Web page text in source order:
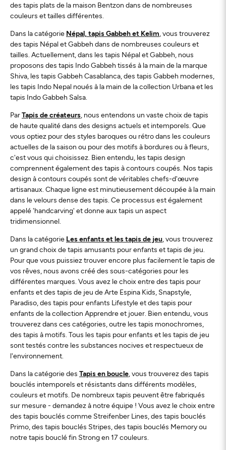
des tapis plats de la maison Bentzon dans de nombreuses
couleurs et tailles différentes.
Dans la catégorie Népal, tapis Gabbeh et Kelim , vous trouverez
des tapis Népal et Gabbeh dans de nombreuses couleurs et
tailles. Actuellement, dans les tapis Népal et Gabbeh, nous
proposons des tapis Indo Gabbeh tissés à la main de la marque
Shiva, les tapis Gabbeh Casablanca, des tapis Gabbeh modernes,
les tapis Indo Nepal noués à la main de la collection Urbana et les
tapis Indo Gabbeh Salsa.
ParTapis de créateurs , nous entendons un vaste choix de tapis
de haute qualité dans des designs actuels et intemporels. Que
vous optiez pour des styles baroques ou rétro dans les couleurs
actuelles de la saison ou pour des motifs à bordures ou à fleurs,
c'est vous qui choisissez. Bien entendu, les tapis design
comprennent également des tapis à contours coupés. Nos tapis
design à contours coupés sont de véritables chefs-d'œuvre
artisanaux. Chaque ligne est minutieusement découpée à la main
dans le velours dense des tapis. Ce processus est également
appelé 'handcarving' et donne aux tapis un aspect
tridimensionnel.
Dans la catégorie Les enfants et les tapis de jeu , vous trouverez
un grand choix de tapis amusants pour enfants et tapis de jeu.
Pour que vous puissiez trouver encore plus facilement le tapis de
vos rêves, nous avons créé des sous-catégories pour les
différentes marques. Vous avez le choix entre des tapis pour
enfants et des tapis de jeu de Arte Espina Kids, Snapstyle,
Paradiso, des tapis pour enfants Lifestyle et des tapis pour
enfants de la collection Apprendre et jouer. Bien entendu, vous
trouverez dans ces catégories, outre les tapis monochromes,
des tapis à motifs. Tous les tapis pour enfants et les tapis de jeu
sont testés contre les substances nocives et respectueux de
l'environnement.
Dans la catégorie des Tapis en boucle , vous trouverez des tapis
bouclés intemporels et résistants dans différents modèles,
couleurs et motifs. De nombreux tapis peuvent être fabriqués
sur mesure - demandez à notre équipe ! Vous avez le choix entre
des tapis bouclés comme Streifenber Lines, des tapis bouclés
Primo, des tapis bouclés Stripes, des tapis bouclés Memory ou
notre tapis bouclé fin Strong en 17 couleurs.